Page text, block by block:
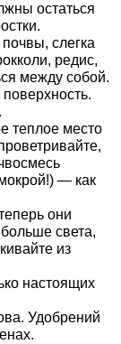
остаться
слегка
редис,
между собой.
теплое место
— как
они
света,
из
настоящих
Удобрений
и